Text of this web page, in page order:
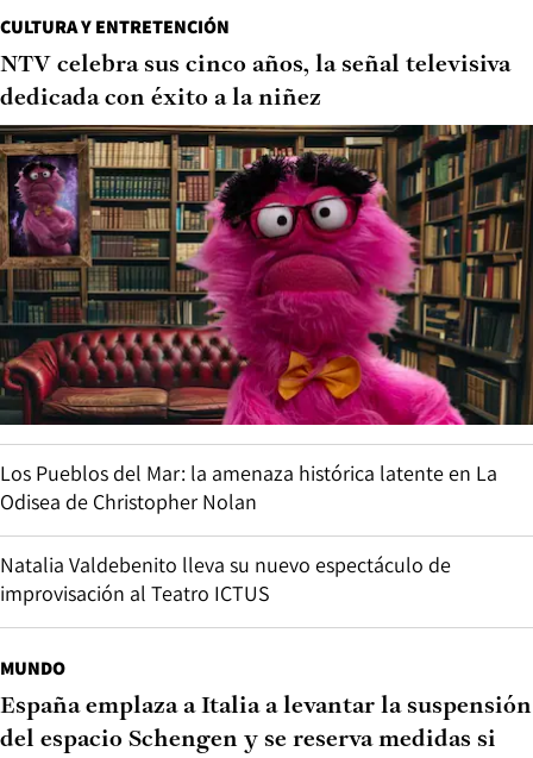
CULTURA Y ENTRETENCIÓN
NTV celebra sus cinco años, la señal televisiva
dedicada con éxito a la niñez
Los Pueblos del Mar: la amenaza histórica latente en La
Odisea de Christopher Nolan
Natalia Valdebenito lleva su nuevo espectáculo de
improvisación al Teatro ICTUS
MUNDO
España emplaza a Italia a levantar la suspensión
del espacio Schengen y se reserva medidas si